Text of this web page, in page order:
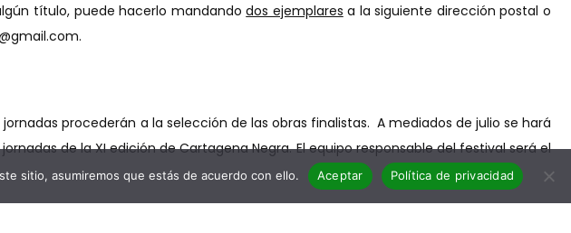
título, puede hacerlo mandandodos ejemplares a la siguiente dirección postal o
procederán a la selección de las obras finalistas. A mediados de julio se hará
de la XI edición de Cartagena Negra. El equipo responsable del festival será el
sitio, asumiremos que estás de acuerdo con ello. Aceptar Política de privacidad